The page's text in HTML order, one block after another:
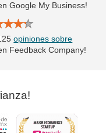
Google My Business!
opiniones sobre
Feedback Company!